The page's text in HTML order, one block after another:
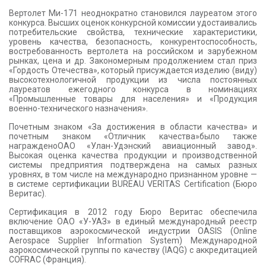
Вертолет Ми-171 неоднократно становился лауреатом этого
конкурса. Высших оценок конкурсной комиссии удостаивались
потребительские свойства, технические характеристики,
уровень качества, безопасность, конкурентоспособность,
востребованность вертолета на российском и зарубежном
рынках, цена и др. Закономерным продолжением стал приз
«Гордость Отечества», который присуждается изделию (виду)
высокотехнологичной продукции из числа постоянных
лауреатов ежегодного конкурса в номинациях
«Промышленные товары для населения» и «Продукция
военно-технического назначения».
Почетным знаком «За достижения в области качества» и
почетным знаком «Отличник качества»было также
награжденоОАО «Улан-Удэнский авиационный завод».
Высокая оценка качества продукции и производственной
системы предприятия подтверждена на самых разных
уровнях, в том числе на международно признанном уровне —
в системе сертификации BUREAU VERITAS Certification (Бюро
Веритас).
Сертификация в 2012 году Бюро Веритас обеспечила
включение ОАО «У-УАЗ» в единый международный реестр
поставщиков аэрокосмической индустрии OASIS (Online
Aerospace Supplier Information System) Международной
аэрокосмической группы по качеству (IAQG) с аккредитацией
COFRAC (Франция).